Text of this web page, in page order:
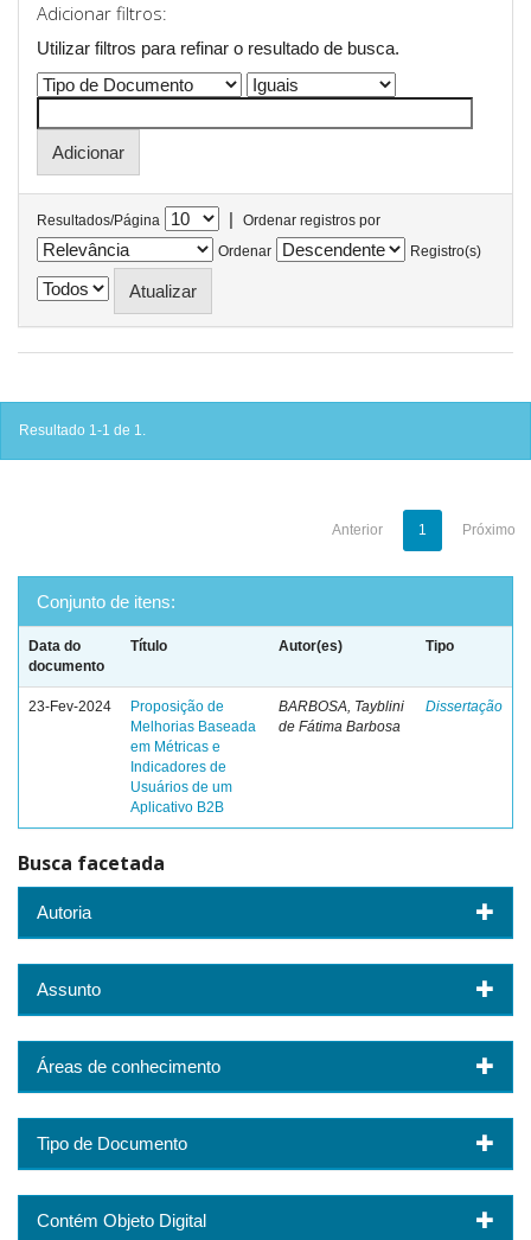
Adicionar filtros:
Utilizar filtros para refinar o resultado de busca.
Resultados/Página |
Ordenar registros por
Ordenar
Registro(s)
Resultado 1-1 de 1.
Anterior 1 Próximo
Conjunto de itens:
Data do
documento
Título Autor(es) Tipo
23-Fev-2024
Proposição de
Melhorias Baseada
em Métricas e
Indicadores de
Usuários de um
Aplicativo B2B
BARBOSA, Tayblini
de Fátima Barbosa
Dissertação
Busca facetada
Autoria
Assunto
Áreas de conhecimento
Tipo de Documento
Contém Objeto Digital